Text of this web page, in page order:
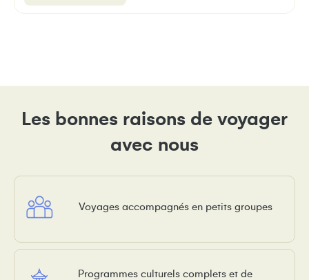
Les bonnes raisons de voyager
avec nous
Voyages accompagnés en petits groupes
Programmes culturels complets et de